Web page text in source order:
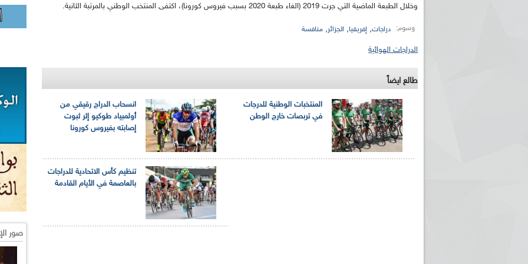
وخلال الطبعة الماضية التي جرت 2019 (الغاء طبعة 2020 بسبب فيروس كورونا)، اكتفى المنتخب الوطني بالمرتبة الثانية.
وسوم: دراجات, إفريقيا, الجزائر, منافسة
الدراجات الهوائية
طالع ايضاً
انسحاب الدراج رقيقي من
أولمبياد طوكيو إثر ثبوت
إصابته بفيروس كورونا
المنتخبات الوطنية للدرجات
في تربصات خارج الوطن
تنظيم كأس الاتحادية للدراجات
بالعاصمة في الأيام القادمة
صور